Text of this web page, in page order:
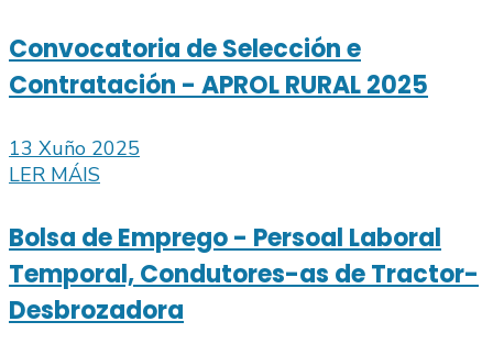
Convocatoria de Selección e
Contratación - APROL RURAL 2025
13 Xuño 2025
LER MÁIS
Bolsa de Emprego - Persoal Laboral
Temporal, Condutores-as de Tractor-
Desbrozadora